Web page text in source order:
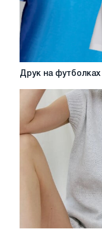
Друк
футболках
компанії
Іванич
Group
Друк на футболках